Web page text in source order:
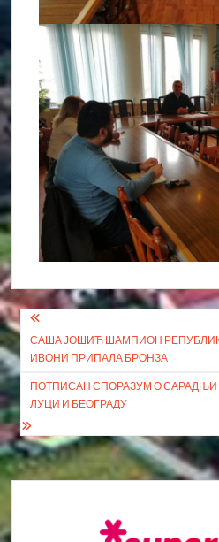
Кретање
чланка
САША ЈОШИЋ ШАМПИОН
ИВОНИ ПРИПАЛА БРОНЗА
ПОТПИСАН СПОРАЗУМ О САРАДЊИ
ЛУЦИ И БЕОГРАДУ